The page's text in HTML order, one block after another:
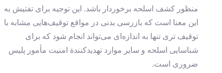
منظور کشف اسلحه برخوردار باشد. این توجیه برای تفتیش به
این معنا است که بازرسی‌ بدنی در مواقع توقیف‌هایی مشابه با
توقیف تری تنها به انداز‌ه‌ای می‌تواند انجام شود که برای
شناسایی اسلحه و سایر موارد تهدید‌کنندة امنیت مأمور پلیس
ضروری است.